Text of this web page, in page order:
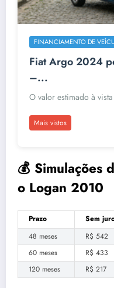
FINANCIAMENTO DE
Fiat Argo 2024
–...
O valor estimado à
Mais vistos
💰 Simulações
o Logan 2010
Prazo Sem
48 meses
R$ 542
60 meses
R$ 433
120 meses
R$ 217